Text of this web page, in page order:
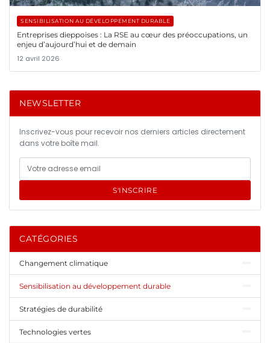
SENSIBILISATION AU DÉVELOPPEMENT DURABLE
Entreprises dieppoises : La RSE au cœur des préoccupations, un
enjeu d’aujourd’hui et de demain
12 avril 2026
NEWSLETTER
Inscrivez-vous pour recevoir nos derniers articles directement
dans votre boîte mail.
S'INSCRIRE
CATÉGORIES
Changement climatique
Sensibilisation au développement durable
Stratégies de durabilité
Technologies vertes